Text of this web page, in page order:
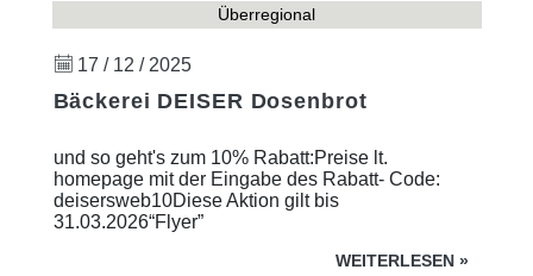
Überregional
17 / 12 / 2025
Bäckerei DEISER Dosenbrot
und so geht's zum 10% Rabatt:Preise lt.
homepage mit der Eingabe des Rabatt- Code:
deisersweb10Diese Aktion gilt bis
31.03.2026“Flyer”
WEITERLESEN »